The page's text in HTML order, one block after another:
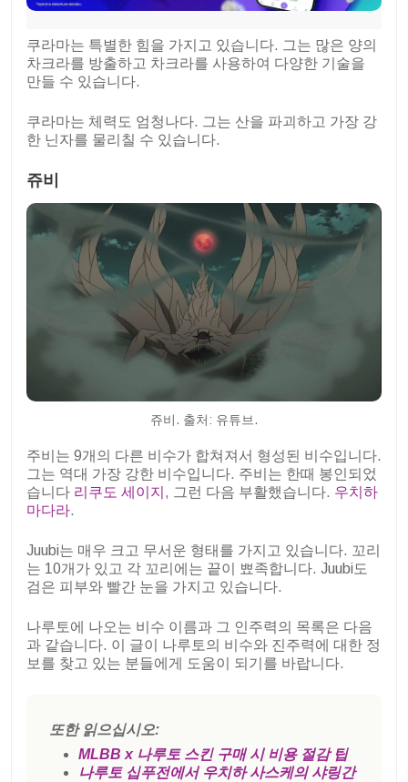
쿠라마는 특별한 힘을 가지고 있습니다. 그는 많은 양의
차크라를 방출하고 차크라를 사용하여 다양한 기술을
만들 수 있습니다.
쿠라마는 체력도 엄청나다. 그는 산을 파괴하고 가장 강
한 닌자를 물리칠 수 있습니다.
쥬비
쥬비. 출처: 유튜브.
주비는 9개의 다른 비수가 합쳐져서 형성된 비수입니다.
그는 역대 가장 강한 비수입니다. 주비는 한때 봉인되었
습니다 리쿠도 세이지 , 그런 다음 부활했습니다. 우치하
마다라.
Juubi는 매우 크고 무서운 형태를 가지고 있습니다. 꼬리
는 10개가 있고 각 꼬리에는 끝이 뾰족합니다. Juubi도
검은 피부와 빨간 눈을 가지고 있습니다.
나루토에 나오는 비수 이름과 그 인주력의 목록은 다음
과 같습니다. 이 글이 나루토의 비수와 진주력에 대한 정
보를 찾고 있는 분들에게 도움이 되기를 바랍니다.
또한 읽으십시오:
MLBB x 나루토 스킨 구매 시 비용 절감 팁
나루토 십푸전에서 우치하 사스케의 샤링간